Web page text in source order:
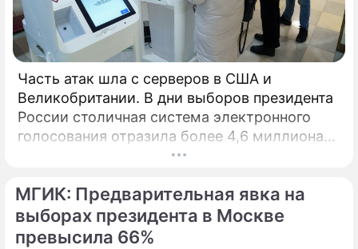
Часть атак шла с серверов в США и
Великобритании. В дни выборов президента
России столичная система электронного
голосования отразила более 4,6 миллиона
кибератак, сообщил глава Электронного
МГИК: Предварительная явка на
выборах президента в Москве
превысила 66%